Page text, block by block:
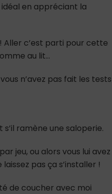
idéal en appréciant la
Aller c’est parti pour cette
au lit…
n’avez pas fait les tests
ramène une saloperie.
jeu, ou alors vous lui avez
pas ça s’installer !
de coucher avec moi